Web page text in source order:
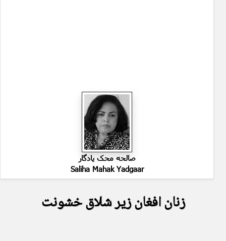
صالحه محک یادگار
Saliha Mahak Yadgaar
زنان افغان زير شلاق خشونت